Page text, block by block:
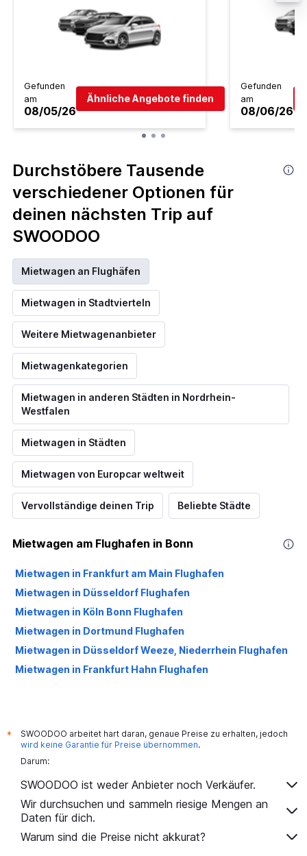
Gefunden
am
08/05/26
Ähnliche Angebote finden
Gefunden
am
08/06/26
Durchstöbere Tausende
verschiedener Optionen für
deinen nächsten Trip auf
SWOODOO
Mietwagen an Flughäfen
Mietwagen in Stadtvierteln
Weitere Mietwagenanbieter
Mietwagenkategorien
Mietwagen in anderen Städten in Nordrhein-
Westfalen
Mietwagen in Städten
Mietwagen von Europcar weltweit
Vervollständige deinen Trip Beliebte Städte
Mietwagen am Flughafen in Bonn
Mietwagen in Frankfurt am Main Flughafen
Mietwagen in Düsseldorf Flughafen
Mietwagen in Köln Bonn Flughafen
Mietwagen in Dortmund Flughafen
Mietwagen in Düsseldorf Weeze, Niederrhein Flughafen
Mietwagen in Frankfurt Hahn Flughafen
*
SWOODOO arbeitet hart daran, genaue Preise zu erhalten, jedoch
wird keine Garantie für Preise übernommen.
Darum:
SWOODOO ist weder Anbieter noch Verkäufer.
Wir durchsuchen und sammeln riesige Mengen an
Daten für dich.
Warum sind die Preise nicht akkurat?